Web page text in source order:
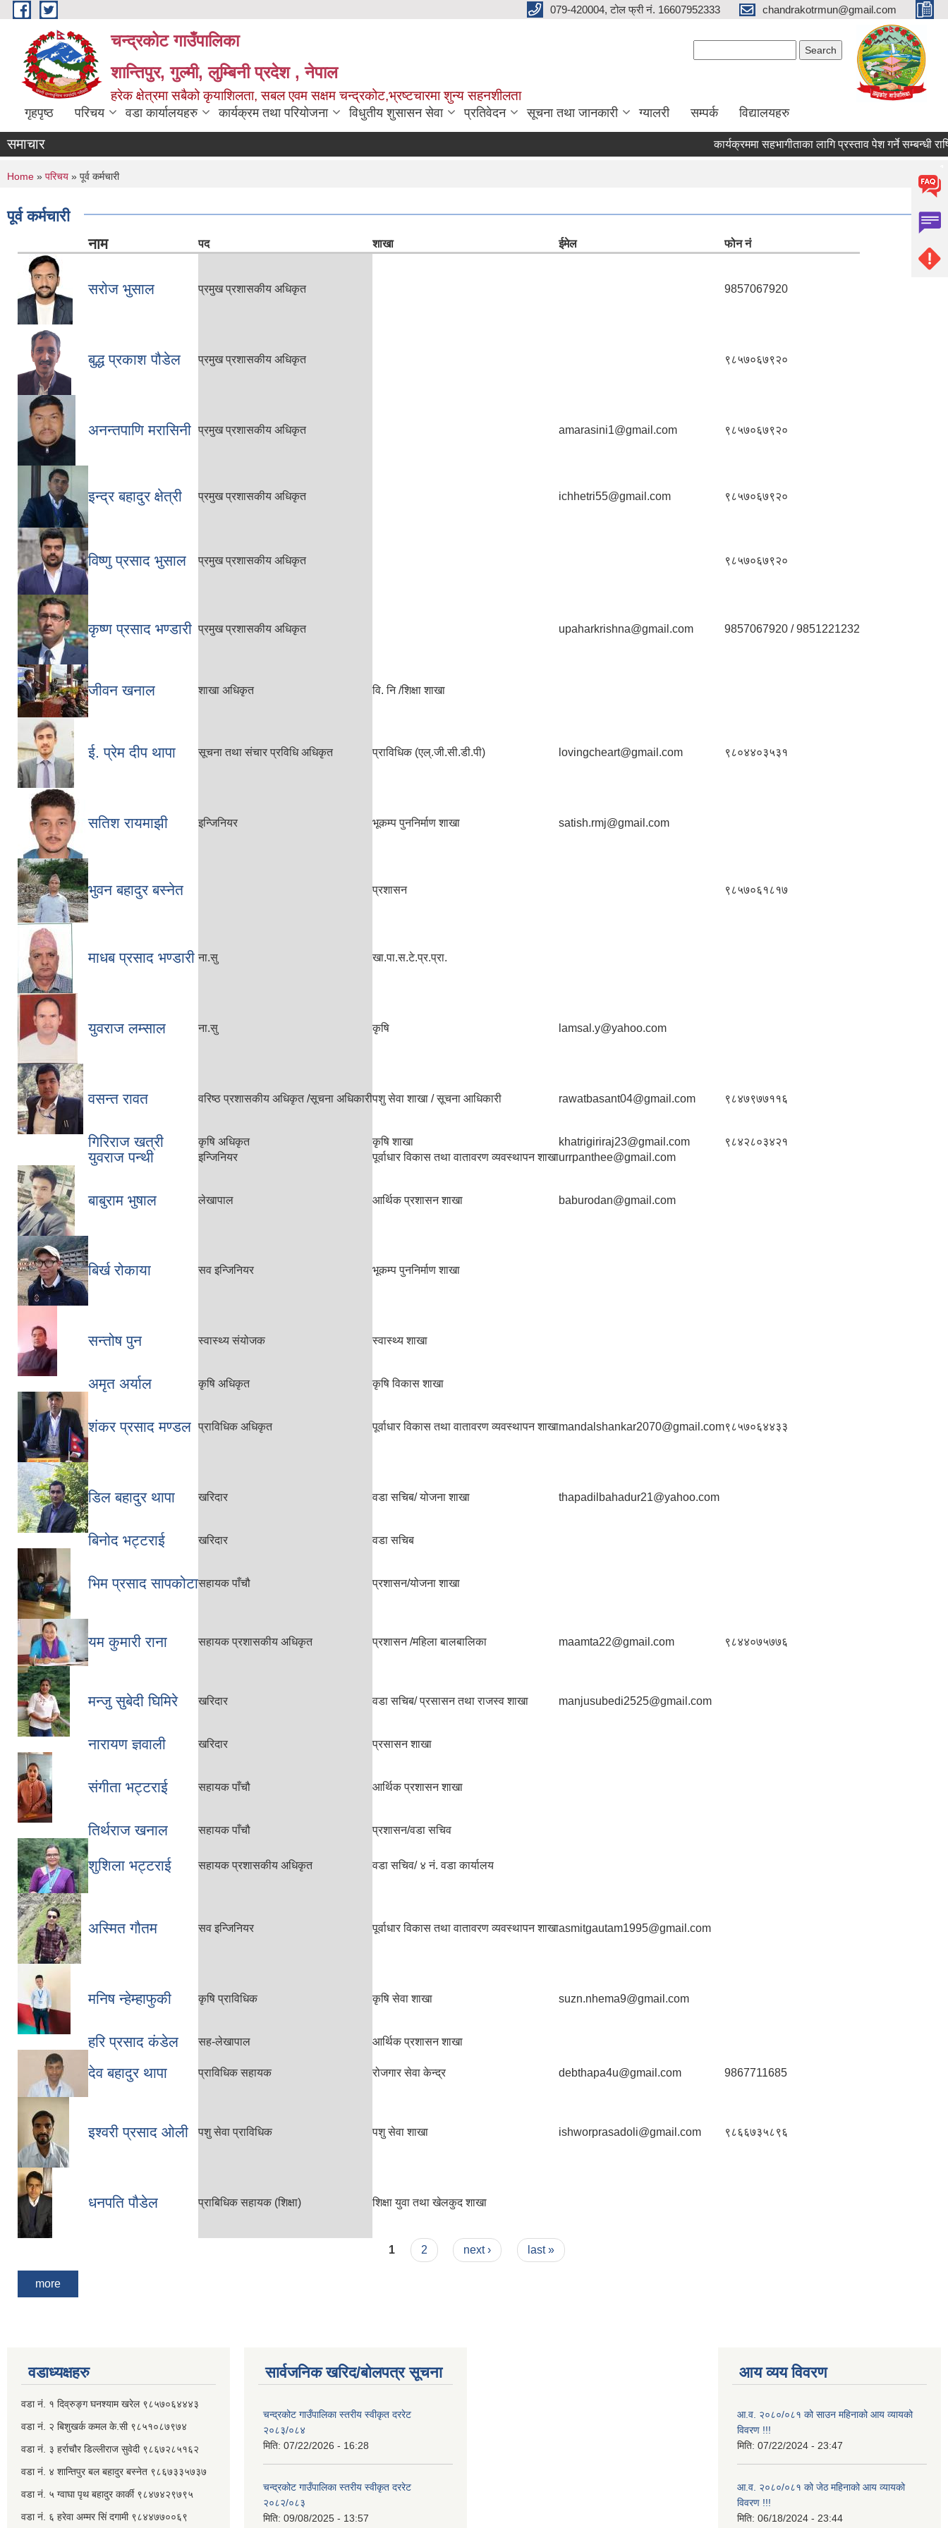
Skip to main content 079-420004, टोल फ्री नं. 16607952333 chandrakotrmun@gmail.com
चन्द्रकोट गाउँपालिका
शान्तिपुर, गुल्मी, लुम्बिनी प्रदेश , नेपाल
हरेक क्षेत्रमा सबैको कृयाशिलता, सबल एवम सक्षम चन्द्रकोट,भ्रष्टचारमा शुन्य सहनशीलता
गृहपृष्ठ परिचय वडा कार्यालयहरु कार्यक्रम तथा परियोजना विधुतीय शुसासन सेवा प्रतिवेदन सूचना तथा जानकारी ग्यालरी सम्पर्क विद्यालयहरु
समाचार कार्यक्रममा सहभागीताका लागि प्रस्ताव पेश गर्ने सम्बन्धी
You are here
Home » परिचय » पूर्व कर्मचारी
पूर्व कर्मचारी
नाम पद शाखा ईमेल फोन नं
सरोज भुसाल प्रमुख प्रशासकीय अधिकृत 9857067920
बुद्ध प्रकाश पौडेल प्रमुख प्रशासकीय अधिकृत ९८५७०६७९२०
अनन्तपाणि मरासिनी प्रमुख प्रशासकीय अधिकृत amarasini1@gmail.com ९८५७०६७९२०
इन्द्र बहादुर क्षेत्री प्रमुख प्रशासकीय अधिकृत ichhetri55@gmail.com ९८५७०६७९२०
विष्णु प्रसाद भुसाल प्रमुख प्रशासकीय अधिकृत ९८५७०६७९२०
कृष्ण प्रसाद भण्डारी प्रमुख प्रशासकीय अधिकृत upaharkrishna@gmail.com 9857067920 / 9851221232
जीवन खनाल शाखा अधिकृत वि. नि /शिक्षा शाखा
ई. प्रेम दीप थापा सूचना तथा संचार प्रविधि अधिकृत प्राविधिक (एल्.जी.सी.डी.पी) lovingcheart@gmail.com ९८०४४०३५३१
सतिश रायमाझी इन्जिनियर भूकम्प पुननिर्माण शाखा satish.rmj@gmail.com
भुवन बहादुर बस्नेत प्रशासन ९८५७०६१८१७
माधब प्रसाद भण्डारी ना.सु खा.पा.स.टे.प्र.प्रा.
युवराज लम्साल ना.सु कृषि lamsal.y@yahoo.com
वसन्त रावत वरिष्ठ प्रशासकीय अधिकृत /सूचना अधिकारीपशु सेवा शाखा / सूचना आधिकारी rawatbasant04@gmail.com ९८४७९७७११६
गिरिराज खत्री कृषि अधिकृत कृषि शाखा khatrigiriraj23@gmail.com ९८४२८०३४२१
युवराज पन्थी इन्जिनियर पूर्वाधार विकास तथा वातावरण व्यवस्थापन शाखाurrpanthee@gmail.com
बाबुराम भुषाल लेखापाल आर्थिक प्रशासन शाखा baburodan@gmail.com
बिर्ख रोकाया सव इन्जिनियर भूकम्प पुननिर्माण शाखा
सन्तोष पुन स्वास्थ्य संयोजक स्वास्थ्य शाखा
अमृत अर्याल कृषि अधिकृत कृषि विकास शाखा
शंकर प्रसाद मण्डल प्राविधिक अधिकृत पूर्वाधार विकास तथा वातावरण व्यवस्थापन शाखाmandalshankar2070@gmail.com९८५७०६४४३३
डिल बहादुर थापा खरिदार वडा सचिब/ योजना शाखा thapadilbahadur21@yahoo.com
बिनोद भट्टराई खरिदार वडा सचिब
भिम प्रसाद सापकोटासहायक पाँचौ प्रशासन/योजना शाखा
यम कुमारी राना सहायक प्रशासकीय अधिकृत प्रशासन /महिला बालबालिका maamta22@gmail.com ९८४४०७५७७६
मन्जु सुबेदी घिमिरे खरिदार वडा सचिब/ प्रसासन तथा राजस्व शाखा manjusubedi2525@gmail.com
नारायण ज्ञवाली खरिदार प्रसासन शाखा
संगीता भट्टराई सहायक पाँचौ आर्थिक प्रशासन शाखा
तिर्थराज खनाल सहायक पाँचौ प्रशासन/वडा सचिव
शुशिला भट्टराई सहायक प्रशासकीय अधिकृत वडा सचिव/ ४ नं. वडा कार्यालय
अस्मित गौतम सव इन्जिनियर पूर्वाधार विकास तथा वातावरण व्यवस्थापन शाखाasmitgautam1995@gmail.com
मनिष न्हेम्हाफुकी कृषि प्राविधिक कृषि सेवा शाखा suzn.nhema9@gmail.com
हरि प्रसाद कंडेल सह-लेखापाल आर्थिक प्रशासन शाखा
देव बहादुर थापा प्राविधिक सहायक रोजगार सेवा केन्द्र debthapa4u@gmail.com 9867711685
इश्वरी प्रसाद ओली पशु सेवा प्राविधिक पशु सेवा शाखा ishworprasadoli@gmail.com ९८६६७३५८९६
धनपति पौडेल प्राबिधिक सहायक (शिक्षा) शिक्षा युवा तथा खेलकुद शाखा
1 2 next › last »
more
वडाध्यक्षहरु
वडा नं. १ दिव्रुङ्ग घनश्याम खरेल ९८५७०६४४४३
वडा नं. २ ‌‍बिशुखर्क कमल के.सी ९८५१०८७९७४
वडा नं. ३ हर्राचौर डिल्लीराज सुवेदी ९८६७२८५१६२
वडा नं. ४ शान्तिपुर बल बहादुर बस्नेत​ ९८६७३३५७३७
वडा नं. ५ ग्वाघा पृथ बहादुर कार्की ९८४७४२९७९५
वडा नं. ६ हरेवा अम्मर सिं दगामी​ ९८४४७७००६९
सार्वजनिक खरिद/बोलपत्र सूचना
चन्द्रकोट गाउँपालिका स्तरीय स्वीकृत दररेट
२०८३/०८४
मिति: 07/22/2026 - 16:28
चन्द्रकोट गाउँपालिका स्तरीय स्वीकृत दररेट
२०८२/०८३
मिति: 09/08/2025 - 13:57
आय व्यय विवरण
आ.व. २०८०/०८१ को साउन महिनाको आय व्यायको
विवरण !!!
मिति: 07/22/2024 - 23:47
आ.व. २०८०/०८१ को जेठ महिनाको आय व्यायको
विवरण !!!
मिति: 06/18/2024 - 23:44